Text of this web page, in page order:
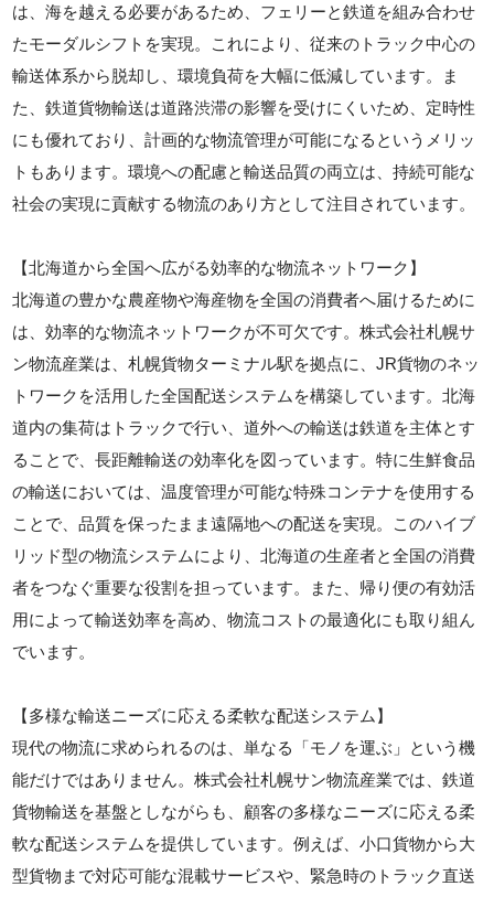
は、海を越える必要があるため、フェリーと鉄道を組み合わせ
たモーダルシフトを実現。これにより、従来のトラック中心の
輸送体系から脱却し、環境負荷を大幅に低減しています。ま
た、鉄道貨物輸送は道路渋滞の影響を受けにくいため、定時性
にも優れており、計画的な物流管理が可能になるというメリッ
トもあります。環境への配慮と輸送品質の両立は、持続可能な
社会の実現に貢献する物流のあり方として注目されています。
【北海道から全国へ広がる効率的な物流ネットワーク】
北海道の豊かな農産物や海産物を全国の消費者へ届けるために
は、効率的な物流ネットワークが不可欠です。株式会社札幌サ
ン物流産業は、札幌貨物ターミナル駅を拠点に、JR貨物のネッ
トワークを活用した全国配送システムを構築しています。北海
道内の集荷はトラックで行い、道外への輸送は鉄道を主体とす
ることで、長距離輸送の効率化を図っています。特に生鮮食品
の輸送においては、温度管理が可能な特殊コンテナを使用する
ことで、品質を保ったまま遠隔地への配送を実現。このハイブ
リッド型の物流システムにより、北海道の生産者と全国の消費
者をつなぐ重要な役割を担っています。また、帰り便の有効活
用によって輸送効率を高め、物流コストの最適化にも取り組ん
でいます。
【多様な輸送ニーズに応える柔軟な配送システム】
現代の物流に求められるのは、単なる「モノを運ぶ」という機
能だけではありません。株式会社札幌サン物流産業では、鉄道
貨物輸送を基盤としながらも、顧客の多様なニーズに応える柔
軟な配送システムを提供しています。例えば、小口貨物から大
型貨物まで対応可能な混載サービスや、緊急時のトラック直送